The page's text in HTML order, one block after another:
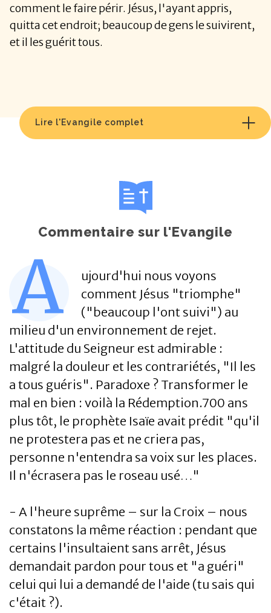
comment le faire périr. Jésus, l'ayant appris,
quitta cet endroit; beaucoup de gens le suivirent,
et il les guérit tous.
Lire l'Evangile complet
Commentaire sur l'Evangile
A
ujourd'hui nous voyons
comment Jésus "triomphe"
("beaucoup l'ont suivi") au
milieu d'un environnement de rejet.
L'attitude du Seigneur est admirable :
malgré la douleur et les contrariétés, "Il les
a tous guéris". Paradoxe ? Transformer le
mal en bien : voilà la Rédemption.700 ans
plus tôt, le prophète Isaïe avait prédit "qu'il
ne protestera pas et ne criera pas,
personne n'entendra sa voix sur les places.
Il n'écrasera pas le roseau usé…"
- A l'heure suprême – sur la Croix – nous
constatons la même réaction : pendant que
certains l'insultaient sans arrêt, Jésus
demandait pardon pour tous et "a guéri"
celui qui lui a demandé de l'aide (tu sais qui
c'était ?).